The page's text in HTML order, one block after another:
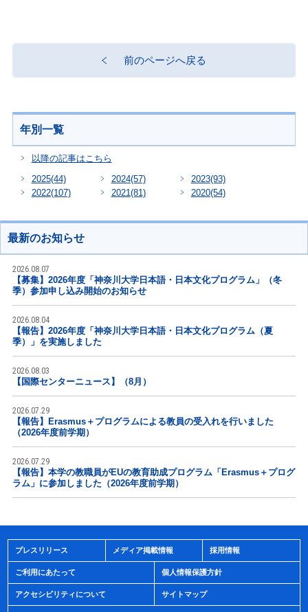
前のページへ戻る
年別一覧
以降の記事はこちら
2025(44) 2024(57) 2023(93)
2022(107) 2021(81) 2020(54)
最新のお知らせ
2026.08.07
【募集】2026年度「神奈川大学日本語・日本文化プログラム」（冬
季）参加申し込み開始のお知らせ
2026.08.04
【報告】2026年度「神奈川大学日本語・日本文化プログラム（夏
季）」を実施しました
2026.08.03
【国際センターニュース】（8月）
2026.07.29
【報告】Erasmus＋プログラムによる教員の受入れを行いました
（2026年度前学期）
2026.07.29
【報告】本学の教職員がEUの教育助成プログラム「Erasmus＋プログ
ラム」に参加しました（2026年度前学期）
プレスリリース メディア掲載情報 採用情報
ご利用にあたって 個人情報保護方針
アクセシビリティについて サイトマップ